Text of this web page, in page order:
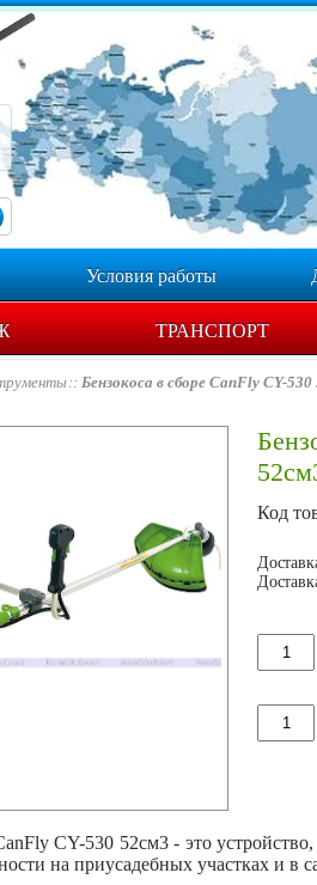
Условия работы
ТРАНСПОРТ
Бензокоса в сборе CanFly CY-530
Код
CY-530 52см3 - это
на приусадебных участках и в